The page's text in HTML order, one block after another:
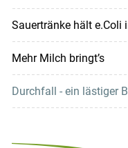
Sauertränke hält e.Coli
Mehr Milch bringt’s
Durchfall - ein lästiger